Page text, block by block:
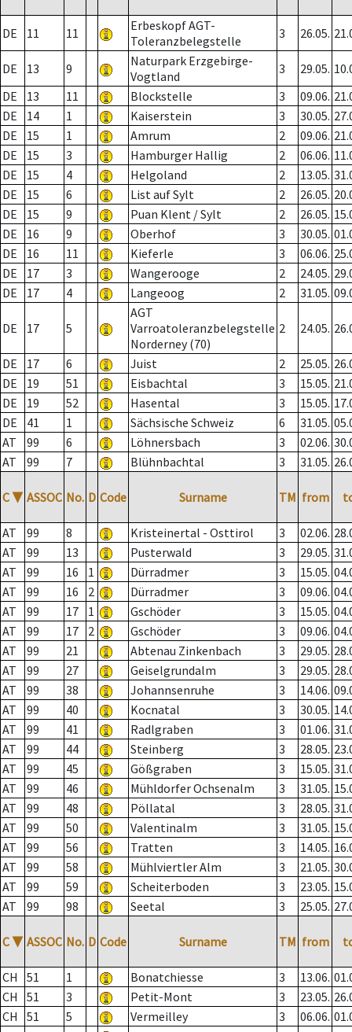
DE 11 11
Erbeskopf AGT-
Toleranzbelegstelle
3 26.05.
DE 13 9
Naturpark Erzgebirge-
Vogtland
3 29.05.
DE
13 11 Blockstelle 3 09.06.
DE
14 1 Kaiserstein 3 30.05.
DE
15 1 Amrum 2 09.06.
DE
15 3 Hamburger Hallig 2 06.06.
DE
15 4 Helgoland 2 13.05.
DE
15 6 List auf Sylt 2 26.05.
DE
15 9 Puan Klent / Sylt 2 26.05.
DE
16 9 Oberhof 3 30.05.
DE
16 11 Kieferle 3 06.06.
DE
17 3 Wangerooge 2 24.05.
DE
17 4 Langeoog 2 31.05.
DE 17 5
AGT
Varroatoleranzbelegstelle
Norderney (70)
2 24.05.
DE 17 6 Juist 2 25.05.
DE
19 51 Eisbachtal 3 15.05.
DE
19 52 Hasental 3 15.05.
DE
41 1 Sächsische Schweiz 6 31.05.
AT
99 6 Löhnersbach 3 02.06.
AT
99 7 Blühnbachtal 3 31.05.
C ▼ ASSOC No. D Code Surname TM from
AT 99 8 Kristeinertal - Osttirol 3 02.06.
AT
99 13 Pusterwald 3 29.05.
AT
99 16 1 Dürradmer 3 15.05.
AT
99 16 2 Dürradmer 3 09.06.
AT
99 17 1 Gschöder 3 15.05.
AT
99 17 2 Gschöder 3 09.06.
AT
99 21 Abtenau Zinkenbach 3 29.05.
AT
99 27 Geiselgrundalm 3 29.05.
AT
99 38 Johannsenruhe 3 14.06.
AT
99 40 Kocnatal 3 30.05.
AT
99 41 Radlgraben 3 01.06.
AT
99 44 Steinberg 3 28.05.
AT
99 45 Gößgraben 3 15.05.
AT
99 46 Mühldorfer Ochsenalm 3 31.05.
AT
99 48 Pöllatal 3 28.05.
AT
99 50 Valentinalm 3 31.05.
AT
99 56 Tratten 3 14.05.
AT
99 58 Mühlviertler Alm 3 21.05.
AT
99 59 Scheiterboden 3 23.05.
AT
99 98 Seetal 3 25.05.
C ▼ ASSOC No. D Code Surname TM from
CH 51 1 Bonatchiesse 3 13.06.
CH
51 3 Petit-Mont 3 23.05.
CH
51 5 Vermeilley 3 06.06.